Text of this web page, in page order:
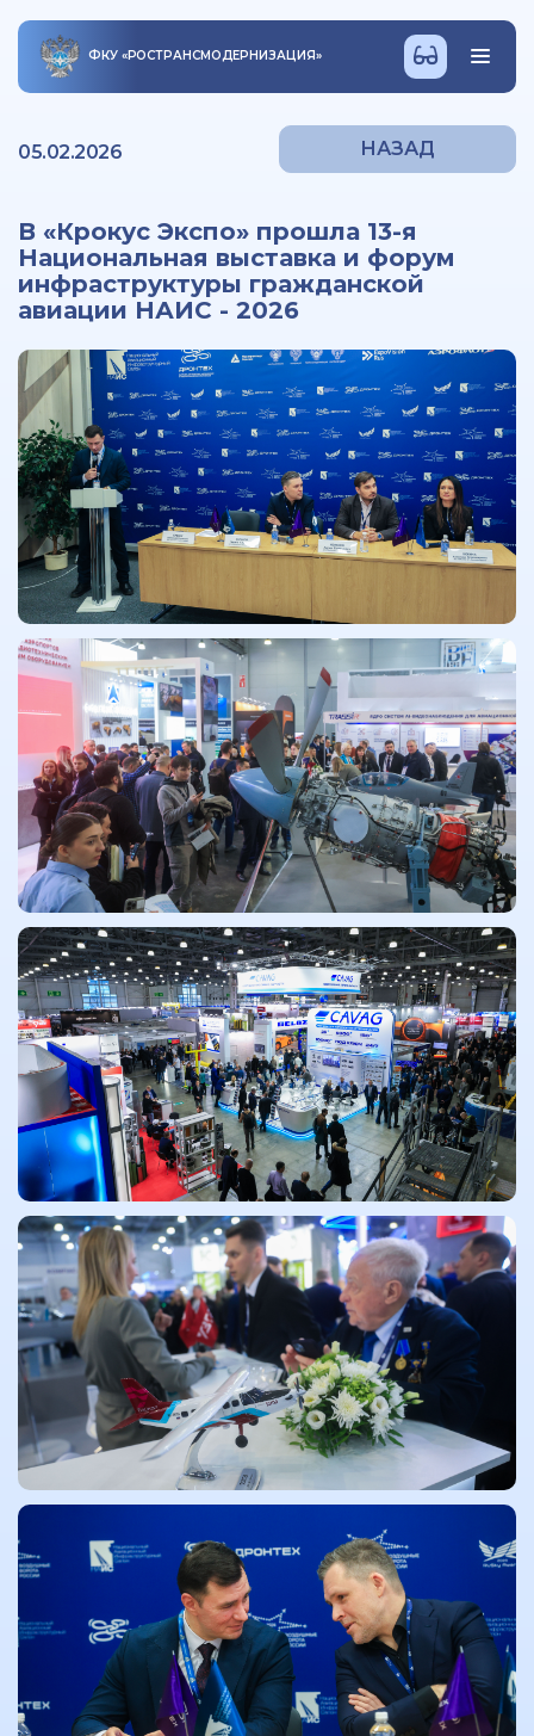
ФКУ «РОСТРАНСМОДЕРНИЗАЦИЯ»
05.02.2026 НАЗАД
В «Крокус Экспо» прошла 13-я
Национальная выставка и форум
инфраструктуры гражданской
авиации НАИС - 2026